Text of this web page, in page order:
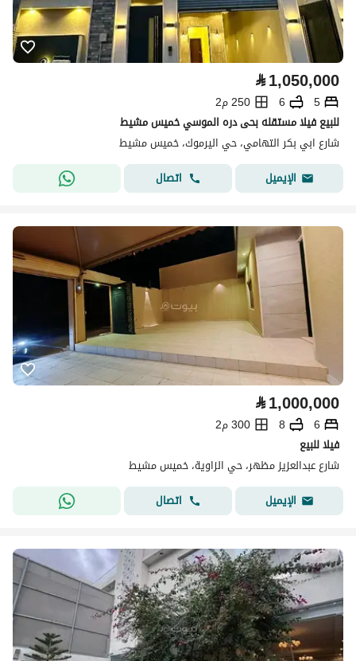
⃁1,050,000
5
6
250 م2
للبيع فيلا مستقله بحى دره الموسي خميس مشيط
شارع ابي بكر التهامي، حي اليرموك، خميس مشيط
الإيميل
اتصال
⃁1,000,000
6
8
300 م2
فيلا للبيع
شارع عبدالعزيز مظهر، حي الزاوية، خميس مشيط
الإيميل
اتصال